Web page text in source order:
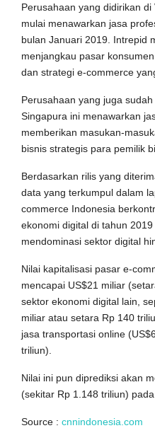
Perusahaan yang didirikan
mulai menawarkan jasa
bulan Januari 2019. Intrepid
menjangkau pasar
dan strategi e-commerce
Perusahaan yang juga
Singapura ini menawarkan
memberikan masukan-
bisnis strategis para pemilik
Berdasarkan rilis yang
data yang terkumpul dalam
commerce Indonesia
ekonomi digital di tahun
mendominasi sektor digital
Nilai kapitalisasi pasar e-
mencapai US$21 miliar
sektor ekonomi digital lain,
miliar atau setara Rp 140
jasa transportasi online
triliun).
Nilai ini pun diprediksi akan
(sekitar Rp 1.148 triliun)
Source : cnnindonesia.com